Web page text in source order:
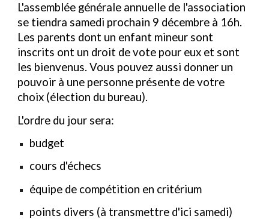
L'assemblée générale annuelle de l'association
se tiendra samedi prochain 9 décembre à 16h.
Les parents dont un enfant mineur sont
inscrits ont un droit de vote pour eux et sont
les bienvenus. Vous pouvez aussi donner un
pouvoir à une personne présente de votre
choix (élection du bureau).
L'ordre du jour sera:
budget
cours d'échecs
équipe de compétition en critérium
points divers (à transmettre d'ici samedi)